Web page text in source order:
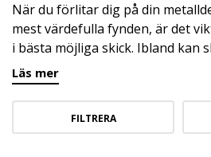
När du förlitar dig på din
mest värdefulla fynden, är det
i bästa möjliga skick. Ibland kan
skador uppstå, och det är då
metalldetektorer kan komma till
Läs mer
FILTRERA